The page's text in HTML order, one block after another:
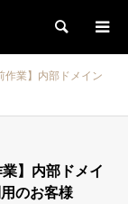
検索
作業】内部ドメイン
】内部ドメイ
のお客様